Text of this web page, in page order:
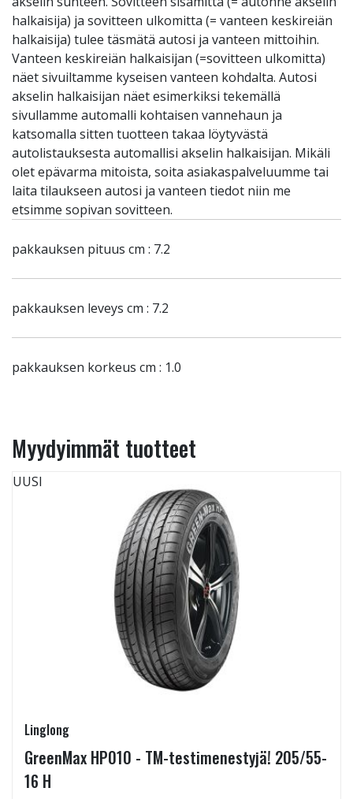
halkaisija) ja sovitteen ulkomitta (= vanteen keskireiän
halkaisija) tulee täsmätä autosi ja vanteen mittoihin.
Vanteen keskireiän halkaisijan (=sovitteen ulkomitta)
näet sivuiltamme kyseisen vanteen kohdalta. Autosi
akselin halkaisijan näet esimerkiksi tekemällä
sivullamme automalli kohtaisen vannehaun ja
katsomalla sitten tuotteen takaa löytyvästä
autolistauksesta automallisi akselin halkaisijan. Mikäli
olet epävarma mitoista, soita asiakaspalveluumme tai
laita tilaukseen autosi ja vanteen tiedot niin me
etsimme sopivan sovitteen.
pakkauksen pituus cm : 7.2
pakkauksen leveys cm : 7.2
pakkauksen korkeus cm : 1.0
Myydyimmät tuotteet
UUSI
Linglong
GreenMax HP010 - TM-testimenestyjä! 205/55-
16 H